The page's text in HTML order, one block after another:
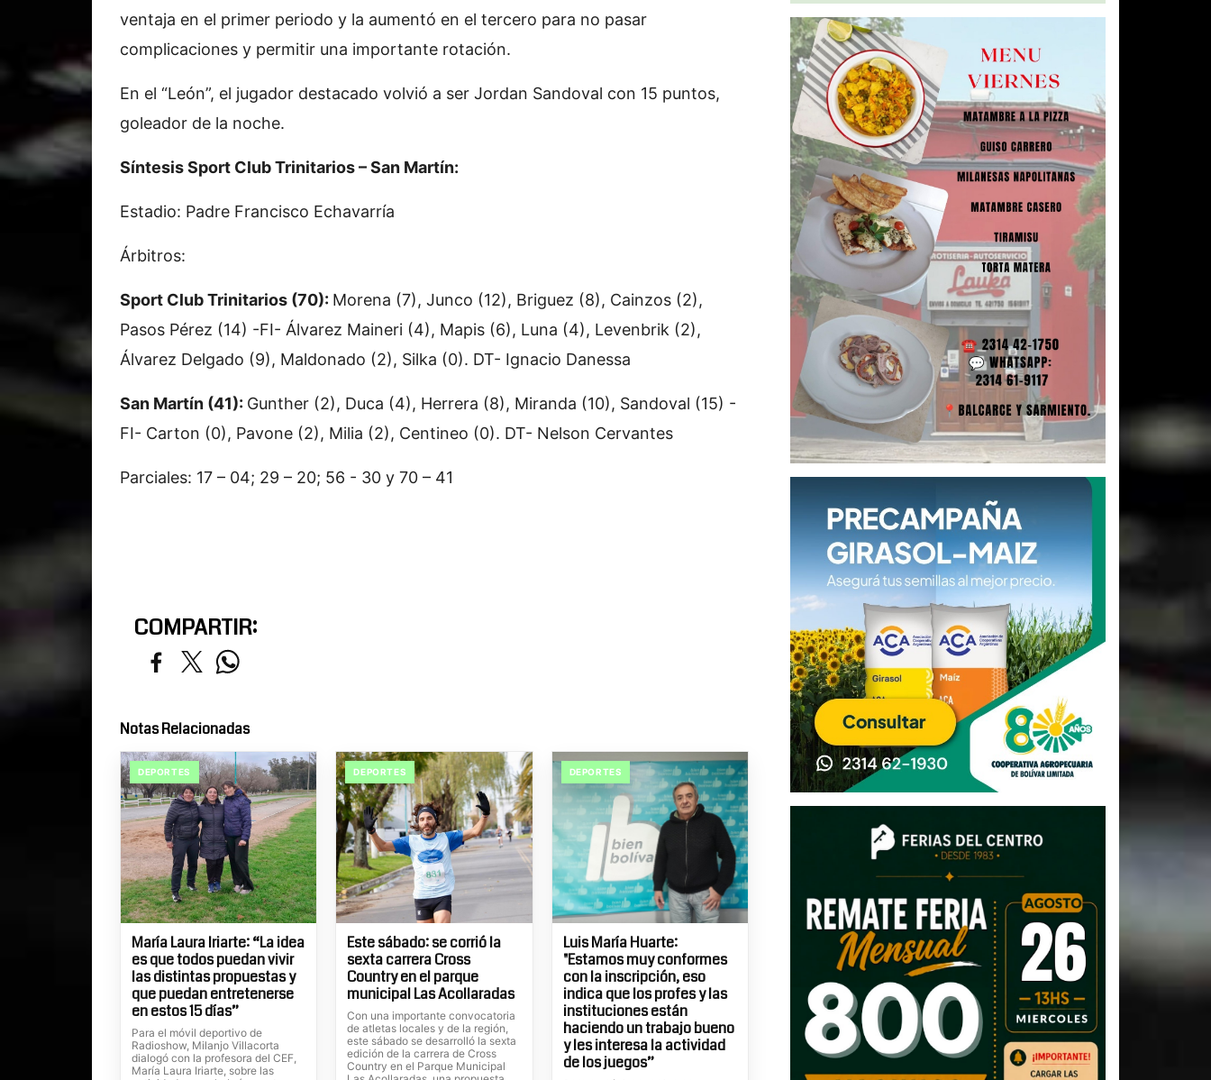
ventaja en el primer periodo y la aumentó en el tercero para no pasar
complicaciones y permitir una importante rotación.
En el “León”, el jugador destacado volvió a ser Jordan Sandoval con 15 puntos,
goleador de la noche.
Síntesis Sport Club Trinitarios – San Martín:
Estadio: Padre Francisco Echavarría
Árbitros:
Sport Club Trinitarios (70): Morena (7), Junco (12), Briguez (8), Cainzos (2),
Pasos Pérez (14) -FI- Álvarez Maineri (4), Mapis (6), Luna (4), Levenbrik (2),
Álvarez Delgado (9), Maldonado (2), Silka (0). DT- Ignacio Danessa
San Martín (41): Gunther (2), Duca (4), Herrera (8), Miranda (10), Sandoval (15) -
FI- Carton (0), Pavone (2), Milia (2), Centineo (0). DT- Nelson Cervantes
Parciales: 17 – 04; 29 – 20; 56 - 30 y 70 – 41
COMPARTIR:
Notas Relacionadas
DEPORTES
María Laura Iriarte: “La idea
es que todos puedan vivir
las distintas propuestas y
que puedan entretenerse
en estos 15 días”
Para el móvil deportivo de
Radioshow, Milanjo Villacorta
dialogó con la profesora del CEF,
María Laura Iriarte, sobre las
DEPORTES
Este sábado: se corrió la
sexta carrera Cross
Country en el parque
municipal Las Acollaradas
Con una importante convocatoria
de atletas locales y de la región,
este sábado se desarrolló la sexta
edición de la carrera de Cross
Country en el Parque Municipal
DEPORTES
Luis María Huarte:
"Estamos muy conformes
con la inscripción, eso
indica que los profes y las
instituciones están
haciendo un trabajo bueno
y les interesa la actividad
de los juegos”